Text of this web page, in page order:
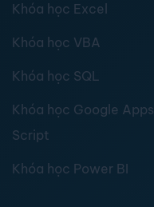
Khóa học Excel
Khóa học VBA
Khóa học SQL
Khóa học Google Apps
Script
Khóa học Power BI